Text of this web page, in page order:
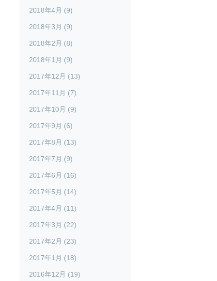
2018年4月 (9)
2018年3月 (9)
2018年2月 (8)
2018年1月 (9)
2017年12月 (13)
2017年11月 (7)
2017年10月 (9)
2017年9月 (6)
2017年8月 (13)
2017年7月 (9)
2017年6月 (16)
2017年5月 (14)
2017年4月 (11)
2017年3月 (22)
2017年2月 (23)
2017年1月 (18)
2016年12月 (19)